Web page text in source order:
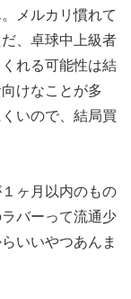
メルカリ慣れて
、卓球中上級者
れる可能性は結
けなことが多
いので、結局買
ヶ月以内のもの
バーって流通少
いいやつあんま